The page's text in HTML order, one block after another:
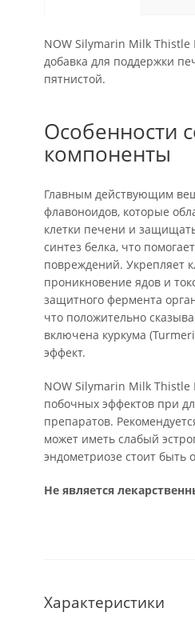
NOW Silymarin Milk Thistle
добавка для поддержки
пятнистой.
Особенности
компоненты
Главным действующим
флавоноидов, которые
клетки печени и
синтез белка, что
повреждений. Укрепляет
проникновение ядов и
защитного фермента
что положительно
включена куркума
эффект.
NOW Silymarin Milk Thistle
побочных эффектов при
препаратов.
может иметь слабый
эндометриозе стоит быть
Не является
Характеристики